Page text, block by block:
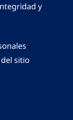
y
sitio